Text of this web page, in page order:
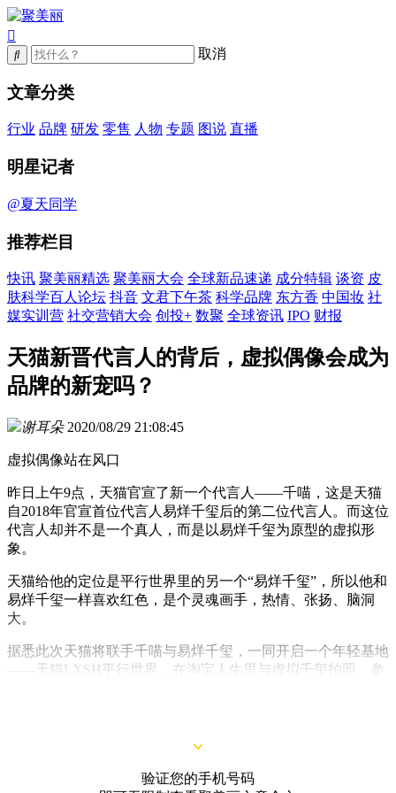
取消
文章分类
行业 品牌 研发 零售 人物 专题 图说 直播
明星记者
@夏天同学
推荐栏目
快讯 聚美丽精选 聚美丽大会 全球新品速递 成分特辑 谈资 皮
肤科学百人论坛 抖音 文君下午茶 科学品牌 东方香 中国妆 社
媒实训营 社交营销大会 创投+ 数聚 全球资讯 IPO 财报
天猫新晋代言人的背后，虚拟偶像会成为
品牌的新宠吗？
谢耳朵 2020/08/29 21:08:45
虚拟偶像站在风口
昨日上午9点，天猫官宣了新一个代言人——千喵，这是天猫
自2018年官宣首位代言人易烊千玺后的第二位代言人。而这位
代言人却并不是一个真人，而是以易烊千玺为原型的虚拟形
象。
天猫给他的定位是平行世界里的另一个“易烊千玺”，所以他和
易烊千玺一样喜欢红色，是个灵魂画手，热情、张扬、脑洞
大。
据悉此次天猫将联手千喵与易烊千玺，一同开启一个年轻基地
——天猫LXSH平行世界。在淘宝人生里与虚拟千玺拍照、参
验证您的手机号码